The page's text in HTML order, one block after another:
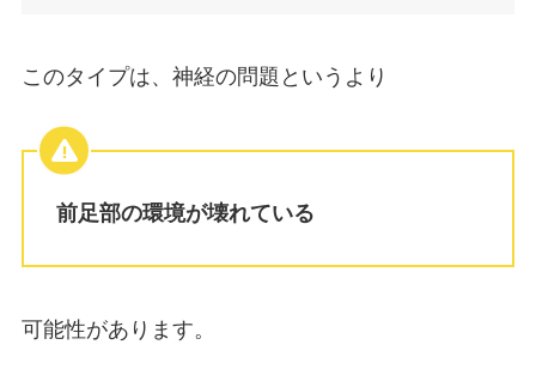
このタイプは、神経の問題というより
前足部の環境が壊れている
可能性があります。